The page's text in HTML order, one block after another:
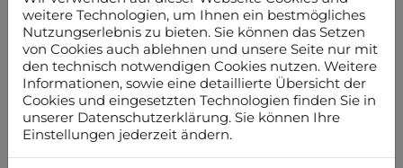
Professionelle Installation
Wir passen alles genau an Ihre Bedürfnisse an
Wir koordinieren alle beteiligten Gewerke für Sie
weitere Technologien, um Ihnen ein bestmögliches
Nutzungserlebnis zu bieten. Sie können das Setzen
von Cookies auch ablehnen und unsere Seite nur mit
den technisch notwendigen Cookies nutzen. Weitere
Informationen, sowie eine detaillierte Übersicht der
Cookies und eingesetzten Technologien finden Sie in
unserer Datenschutzerklärung. Sie können Ihre
Einstellungen jederzeit ändern.